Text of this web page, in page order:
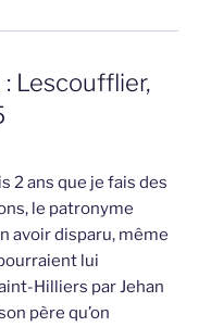
Lescoufflier,
2 ans que je fais des
le patronyme
avoir disparu, même
lui
Hilliers par Jehan
père qu’on